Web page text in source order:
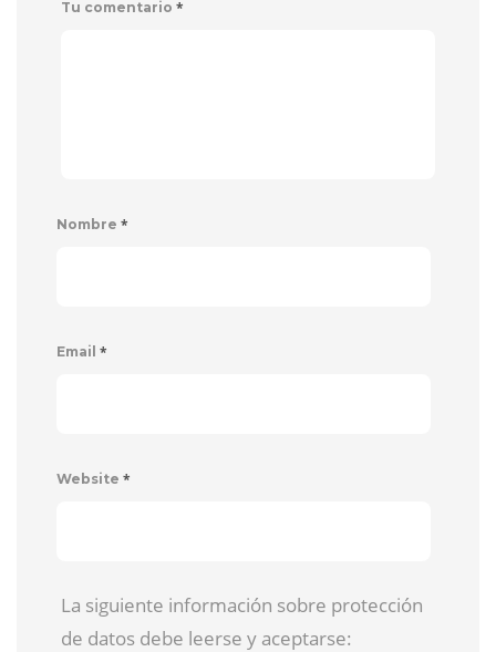
Tu comentario *
Nombre *
Email *
Website *
La siguiente información sobre protección
de datos debe leerse y aceptarse: